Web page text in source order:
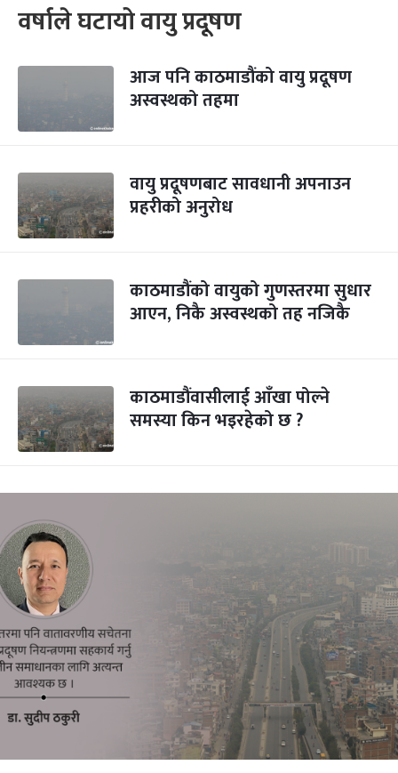
वर्षाले घटायो वायु प्रदूषण
आज पनि काठमाडौंको वायु प्रदूषण
अस्वस्थको तहमा
वायु प्रदूषणबाट सावधानी अपनाउन
प्रहरीको अनुरोध
काठमाडौंको वायुको गुणस्तरमा सुधार
आएन, निकै अस्वस्थको तह नजिकै
काठमाडौंवासीलाई आँखा पोल्ने
समस्या किन भइरहेको छ ?